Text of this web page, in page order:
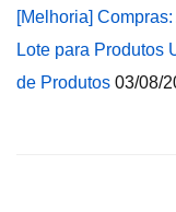
[Melhoria]
Lote para Produtos
de Produtos 03/08/